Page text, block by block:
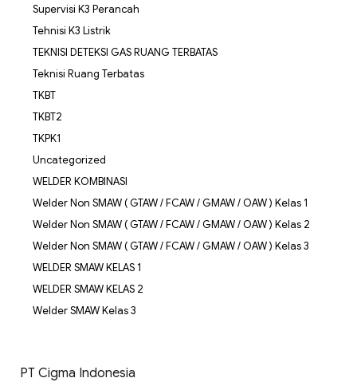
Supervisi K3 Perancah
Tehnisi K3 Listrik
TEKNISI DETEKSI GAS RUANG TERBATAS
Teknisi Ruang Terbatas
TKBT
TKBT2
TKPK1
Uncategorized
WELDER KOMBINASI
Welder Non SMAW ( GTAW / FCAW / GMAW / OAW ) Kelas 1
Welder Non SMAW ( GTAW / FCAW / GMAW / OAW ) Kelas 2
Welder Non SMAW ( GTAW / FCAW / GMAW / OAW ) Kelas 3
WELDER SMAW KELAS 1
WELDER SMAW KELAS 2
Welder SMAW Kelas 3
PT Cigma Indonesia